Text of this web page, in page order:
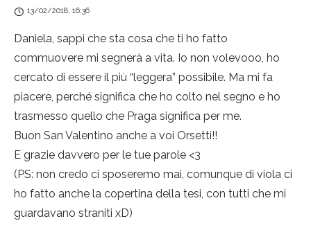
13/02/2018, 16:36
Daniela, sappi che sta cosa che ti ho fatto
commuovere mi segnerà a vita. Io non volevooo, ho
cercato di essere il più “leggera” possibile. Ma mi fa
piacere, perché significa che ho colto nel segno e ho
trasmesso quello che Praga significa per me.
Buon San Valentino anche a voi Orsetti!!
E grazie davvero per le tue parole <3
(PS: non credo ci sposeremo mai, comunque di viola ci
ho fatto anche la copertina della tesi, con tutti che mi
guardavano straniti xD)